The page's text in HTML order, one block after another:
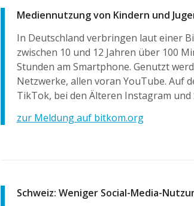
Mediennutzung von Kindern und
In Deutschland verbringen laut einer
zwischen 10 und 12 Jahren über 100
Stunden am Smartphone. Genutzt
Netzwerke, allen voran YouTube. Auf
TikTok, bei den Älteren Instagram und
zur Meldung auf bitkom.org
Schweiz: Weniger Social-Media-